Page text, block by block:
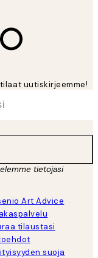
uutiskirjeemme!
tietojasi
Art Advice
tilaustasi
suoja